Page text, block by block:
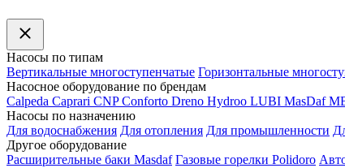
Насосы по типам
Вертикальные многоступенчатые Горизонтальные
Насосное оборудование по брендам
Calpeda Caprari CNP Conforto Dreno Hydroo LUBI MasDaf
Насосы по назначению
Для водоснабжения Для отопления Для промышленности
Другое оборудование
Расширительные баки Masdaf Газовые горелки Polidoro